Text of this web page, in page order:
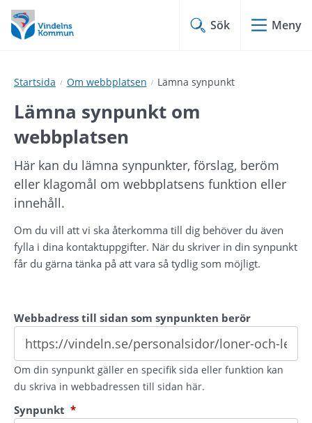
Hoppa
till
innehåll
Hoppa
till
undermeny
Sök Meny
Startsida Om webbplatsen Lämna synpunkt
Lämna synpunkt om
webbplatsen
Här kan du lämna synpunkter, förslag, beröm
eller klagomål om webbplatsens funktion eller
innehåll.
Om du vill att vi ska återkomma till dig behöver du även
fylla i dina kontaktuppgifter. När du skriver in din synpunkt
får du gärna tänka på att vara så tydlig som möjligt.
Webbadress till sidan som synpunkten berör
Om din synpunkt gäller en specifik sida eller funktion kan
du skriva in webbadressen till sidan här.
Synpunkt *(obligatorisk)